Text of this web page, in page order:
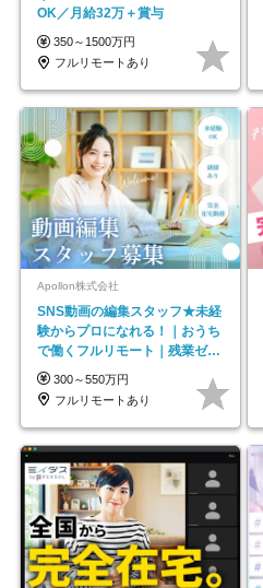
OK／月給32万＋賞与
350～1500万円
フルリモートあり
Apollon株式会社
SNS動画の編集スタッフ★未経
験からプロになれる！｜おうち
で働くフルリモート｜残業ゼロ
で18時退勤◎
300～550万円
フルリモートあり